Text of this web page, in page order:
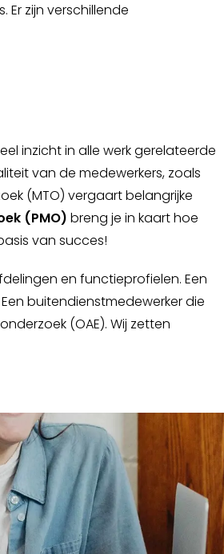
zijn verschillende
inzicht in alle werk gerelateerde
van de medewerkers, zoals
(MTO) vergaart belangrijke
(PMO) breng je in kaart hoe
van succes!
en functieprofielen. Een
buitendienstmedewerker die
(OAE). Wij zetten